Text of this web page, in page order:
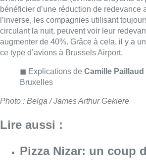
Pizza Nizar: un coup
inattendu grâce à l’IA